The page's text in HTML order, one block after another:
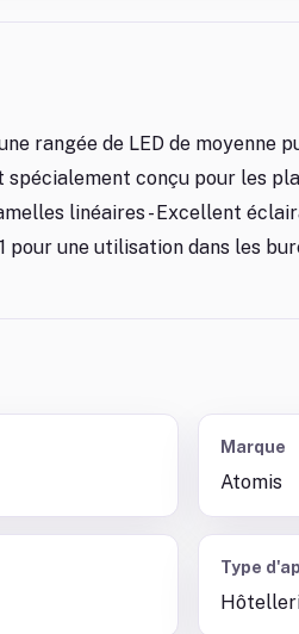
rangée de LED de moyenne
conçu pour les
linéaires - Excellent
une utilisation dans les
Marque
Atomis
Type